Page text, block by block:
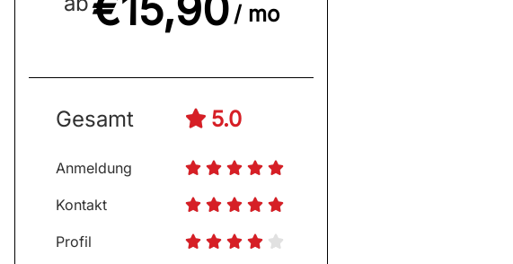
/ mo
Gesamt  5.0
Anmeldung     
Kontakt     
Profil     